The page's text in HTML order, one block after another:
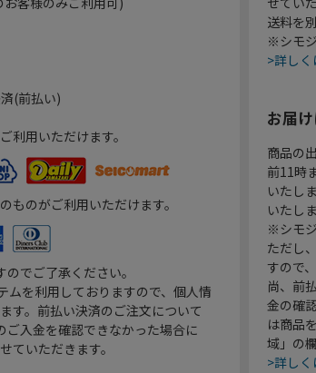
(前払い)
利用いただけます。
ものがご利用いただけます。
でご了承ください。
ムを利用しておりますので、個人情
す。前払い決済のご注文について
ご入金を確認できなかった場合に
ていただきます。
送料を
※シモ
>詳し
お届
商品の
前11時
いたし
いたし
※シモ
ただし
すので
尚、前
金の確
は商品
域」の
>詳し